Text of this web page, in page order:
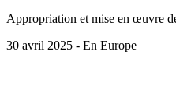
Appropriation et mise en œuvre
30 avril 2025 - En Europe